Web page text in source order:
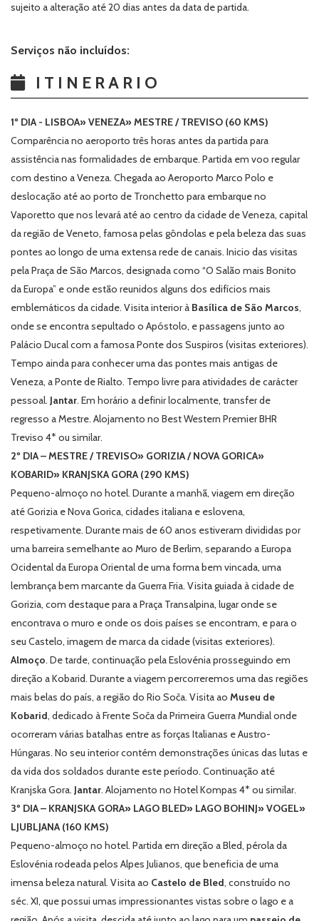
sujeito a alteração até 20 dias antes da data de partida.
Serviços não incluídos:
ITINERARIO
1º DIA - LISBOA» VENEZA» MESTRE / TREVISO (60 KMS)
Comparência no aeroporto três horas antes da partida para
assistência nas formalidades de embarque. Partida em voo regular
com destino a Veneza. Chegada ao Aeroporto Marco Polo e
deslocação até ao porto de Tronchetto para embarque no
Vaporetto que nos levará até ao centro da cidade de Veneza, capital
da região de Veneto, famosa pelas gôndolas e pela beleza das suas
pontes ao longo de uma extensa rede de canais. Inicio das visitas
pela Praça de São Marcos, designada como “O Salão mais Bonito
da Europa” e onde estão reunidos alguns dos edifícios mais
emblemáticos da cidade. Visita interior à Basílica de São Marcos,
onde se encontra sepultado o Apóstolo, e passagens junto ao
Palácio Ducal com a famosa Ponte dos Suspiros (visitas exteriores).
Tempo ainda para conhecer uma das pontes mais antigas de
Veneza, a Ponte de Rialto. Tempo livre para atividades de carácter
pessoal. Jantar. Em horário a definir localmente, transfer de
regresso a Mestre. Alojamento no Best Western Premier BHR
Treviso 4* ou similar.
2º DIA – MESTRE / TREVISO» GORIZIA / NOVA GORICA»
KOBARID» KRANJSKA GORA (290 KMS)
Pequeno-almoço no hotel. Durante a manhã, viagem em direção
até Gorizia e Nova Gorica, cidades italiana e eslovena,
respetivamente. Durante mais de 60 anos estiveram divididas por
uma barreira semelhante ao Muro de Berlim, separando a Europa
Ocidental da Europa Oriental de uma forma bem vincada, uma
lembrança bem marcante da Guerra Fria. Visita guiada à cidade de
Gorizia, com destaque para a Praça Transalpina, lugar onde se
encontrava o muro e onde os dois países se encontram, e para o
seu Castelo, imagem de marca da cidade (visitas exteriores).
Almoço. De tarde, continuação pela Eslovénia prosseguindo em
direção a Kobarid. Durante a viagem percorreremos uma das regiões
mais belas do país, a região do Rio Soča. Visita ao Museu de
Kobarid, dedicado à Frente Soča da Primeira Guerra Mundial onde
ocorreram várias batalhas entre as forças Italianas e Austro-
Húngaras. No seu interior contém demonstrações únicas das lutas e
da vida dos soldados durante este período. Continuação até
Kranjska Gora. Jantar. Alojamento no Hotel Kompas 4* ou similar.
3º DIA – KRANJSKA GORA» LAGO BLED» LAGO BOHINJ» VOGEL»
LJUBLJANA (160 KMS)
Pequeno-almoço no hotel. Partida em direção a Bled, pérola da
Eslovénia rodeada pelos Alpes Julianos, que beneficia de uma
imensa beleza natural. Visita ao Castelo de Bled, construído no
séc. XI, que possui umas impressionantes vistas sobre o lago e a